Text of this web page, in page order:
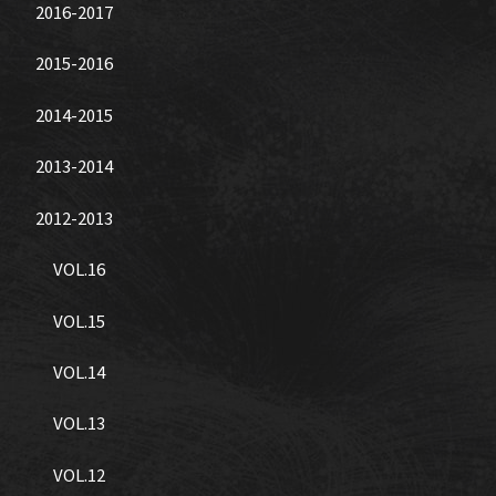
2016-2017
2015-2016
2014-2015
2013-2014
2012-2013
VOL.16
VOL.15
VOL.14
VOL.13
VOL.12